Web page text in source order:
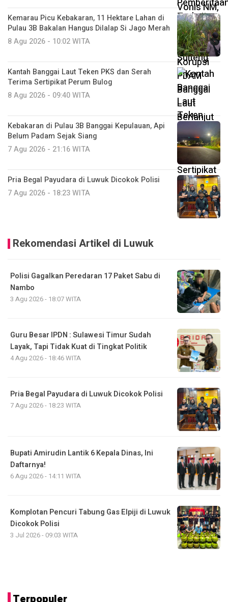
Kemarau Picu Kebakaran, 11 Hektare Lahan di
Pulau 3B Bakalan Hangus Dilalap Si Jago Merah
8 Agu 2026 - 10:02 WITA
Kantah Banggai Laut Teken PKS dan Serah
Terima Sertipikat Perum Bulog
8 Agu 2026 - 09:40 WITA
Kebakaran di Pulau 3B Banggai Kepulauan, Api
Belum Padam Sejak Siang
7 Agu 2026 - 21:16 WITA
Pria Begal Payudara di Luwuk Dicokok Polisi
7 Agu 2026 - 18:23 WITA
Rekomendasi Artikel di Luwuk
Polisi Gagalkan Peredaran 17 Paket Sabu di
Nambo
3 Agu 2026 - 18:07 WITA
Guru Besar IPDN : Sulawesi Timur Sudah
Layak, Tapi Tidak Kuat di Tingkat Politik
4 Agu 2026 - 18:46 WITA
Pria Begal Payudara di Luwuk Dicokok Polisi
7 Agu 2026 - 18:23 WITA
Bupati Amirudin Lantik 6 Kepala Dinas, Ini
Daftarnya!
6 Agu 2026 - 14:11 WITA
Komplotan Pencuri Tabung Gas Elpiji di Luwuk
Dicokok Polisi
3 Jul 2026 - 09:03 WITA